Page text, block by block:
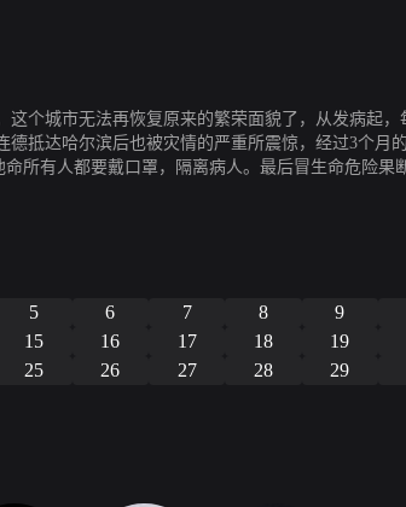
这个城市无法再恢复原来的繁荣面貌了，从发病起，
抵达哈尔滨后也被灾情的严重所震惊，经过3个月的
所有人都要戴口罩，隔离病人。最后冒生命危险果
5 6 7 8 9
15 16 17 18 19
25 26 27 28 29